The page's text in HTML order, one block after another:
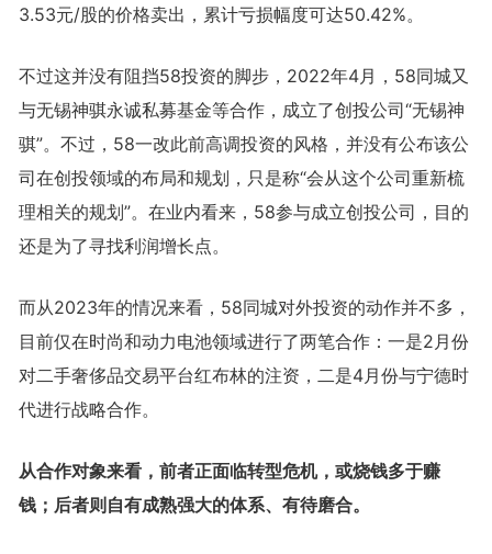
3.53元/股的价格卖出，累计亏损幅度可达50.42%。
不过这并没有阻挡58投资的脚步，2022年4月，58同城又
与无锡神骐永诚私募基金等合作，成立了创投公司“无锡神
骐”。不过，58一改此前高调投资的风格，并没有公布该公
司在创投领域的布局和规划，只是称“会从这个公司重新梳
理相关的规划”。在业内看来，58参与成立创投公司，目的
还是为了寻找利润增长点。
而从2023年的情况来看，58同城对外投资的动作并不多，
目前仅在时尚和动力电池领域进行了两笔合作：一是2月份
对二手奢侈品交易平台红布林的注资，二是4月份与宁德时
代进行战略合作。
从合作对象来看，前者正面临转型危机，或烧钱多于赚
钱；后者则自有成熟强大的体系、有待磨合。